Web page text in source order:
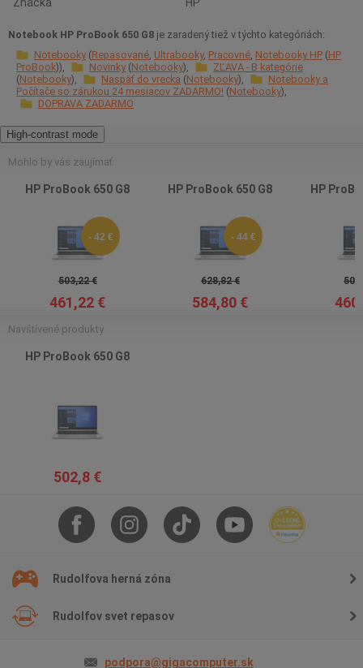
Notebook HP ProBook 650 G8 je zaradený tiež v týchto kategóriách:
Notebooky Repasované Ultrabooky Pracovné Notebooky HP HP
ProBook
Novinky Notebooky
ZĽAVA - B kategórie
Notebooky
Naspäť do vrecka Notebooky
Notebooky a
Počítače so zárukou 24 mesiacov ZADARMO! Notebooky
DOPRAVA ZADARMO
High-contrast mode
Mohlo by vás zaujímať
HP ProBook 650 G8
- 42 €
503,22 €
461,22 €
HP ProBook 650 G8
- 44 €
628,82 €
584,80 €
HP
Navštívené produkty
HP ProBook 650 G8
502,8 €
Rudolfova herná zóna
Rudolfov svet repasov
podpora@gigacomputer.sk